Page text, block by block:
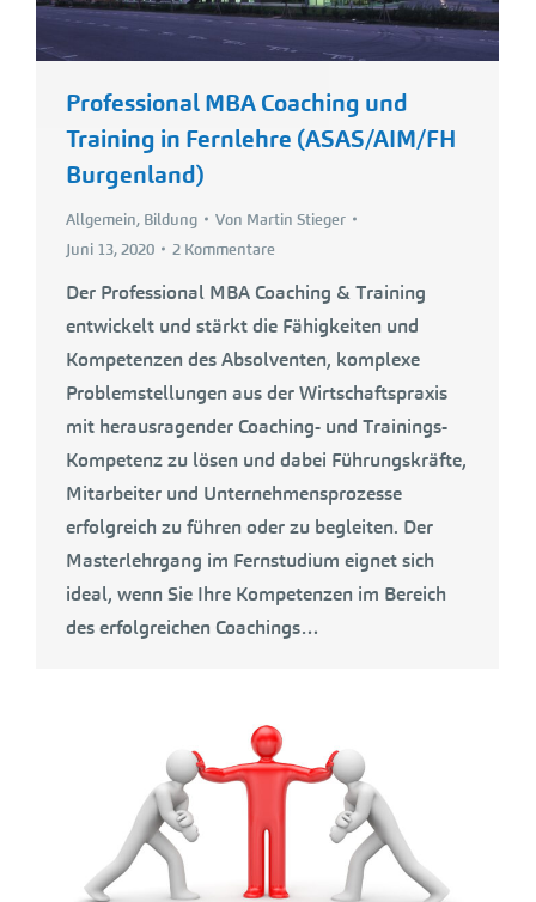
Professional MBA Coaching und
Training in Fernlehre (ASAS/AIM/FH
Burgenland)
Allgemein, Bildung Von Martin Stieger
Juni 13, 2020
2 Kommentare
Der Professional MBA Coaching & Training
entwickelt und stärkt die Fähigkeiten und
Kompetenzen des Absolventen, komplexe
Problemstellungen aus der Wirtschaftspraxis
mit herausragender Coaching- und Trainings-
Kompetenz zu lösen und dabei Führungskräfte,
Mitarbeiter und Unternehmensprozesse
erfolgreich zu führen oder zu begleiten. Der
Masterlehrgang im Fernstudium eignet sich
ideal, wenn Sie Ihre Kompetenzen im Bereich
des erfolgreichen Coachings…